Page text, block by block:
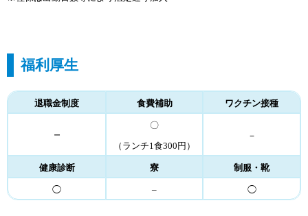
福利厚生
退職金制度 食費補助 ワクチン接種
－
〇
（ランチ1食300円）
－
健康診断 寮 制服・靴
◯ – ◯